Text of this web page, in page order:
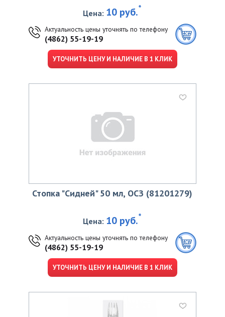
Цена: 10 руб.*
Актуальность цены уточнять по телефону
(4862) 55-19-19
УТОЧНИТЬ ЦЕНУ И НАЛИЧИЕ В 1 КЛИК
Стопка "Сидней" 50 мл, ОСЗ (81201279)
Цена: 10 руб.*
Актуальность цены уточнять по телефону
(4862) 55-19-19
УТОЧНИТЬ ЦЕНУ И НАЛИЧИЕ В 1 КЛИК